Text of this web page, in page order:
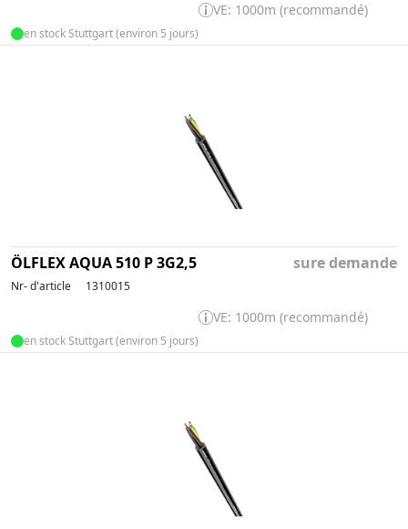
VE: 1000m (recommandé)
en stock Stuttgart (environ 5 jours)
ÖLFLEX AQUA 510 P 3G2,5 sure demande
Nr- d'article 1310015
VE: 1000m (recommandé)
en stock Stuttgart (environ 5 jours)